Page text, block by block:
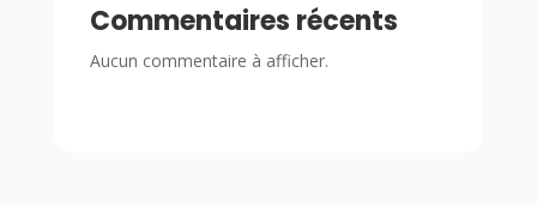
Commentaires récents
Aucun commentaire à afficher.